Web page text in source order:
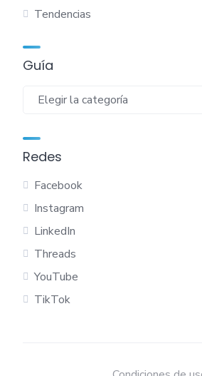
Tendencias
Guía
Guía
Redes
Facebook
Instagram
LinkedIn
Threads
YouTube
TikTok